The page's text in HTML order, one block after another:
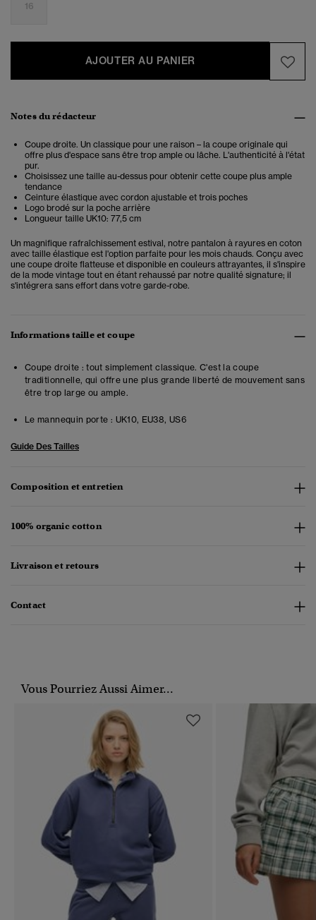
16
AJOUTER AU PANIER
Notes du rédacteur
Coupe droite. Un classique pour une raison – la coupe originale qui
offre plus d'espace sans être trop ample ou lâche. L'authenticité à l'état
pur.
Choisissez une taille au-dessus pour obtenir cette coupe plus ample
tendance
Ceinture élastique avec cordon ajustable et trois poches
Logo brodé sur la poche arrière
Longueur taille UK10: 77,5 cm
Un magnifique rafraîchissement estival, notre pantalon à rayures en coton
avec taille élastique est l'option parfaite pour les mois chauds. Conçu avec
une coupe droite flatteuse et disponible en couleurs attrayantes, il s'inspire
de la mode vintage tout en étant rehaussé par notre qualité signature; il
s'intégrera sans effort dans votre garde-robe.
Informations taille et coupe
Coupe droite : tout simplement classique. C'est la coupe
traditionnelle, qui offre une plus grande liberté de mouvement sans
être trop large ou ample.
Le mannequin porte : UK10, EU38, US6
Guide Des Tailles
Composition et entretien
100% organic cotton
Livraison et retours
Contact
Vous Pourriez Aussi Aimer...